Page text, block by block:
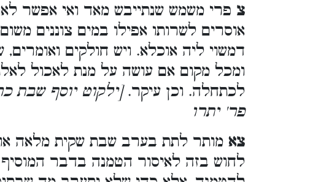
צ פרי משמש שנתייבש מאד ואי אפשר
אוסרים לשרותו אפילו במים צוננים
דמשוי ליה אוכלא. ויש חולקים
ומכל מקום אם עושה על מנת לאכול
לכתחלה. וכן עיקר.[ילקוט יוסף שבת
פר' יתרו
צא מותר לתת בערב שבת שקית מלאה
לחוש בזה לאיסור הטמנה בדבר